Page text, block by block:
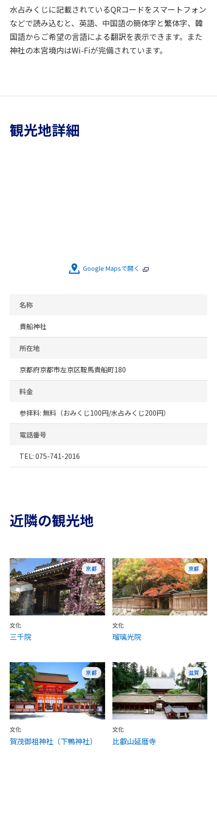
水占みくじに記載されているQRコードをスマートフォン
などで読み込むと、英語、中国語の簡体字と繁体字、韓
国語からご希望の言語による翻訳を表示できます。また
神社の本宮境内はWi-Fiが完備されています。
観光地詳細
Google Mapsで開く
名称
貴船神社
所在地
京都府京都市左京区鞍馬貴船町180
料金
参拝料: 無料（おみくじ100円/水占みくじ200円）
電話番号
TEL: 075-741-2016
近隣の観光地
京都
文化
三千院
京都
文化
瑠璃光院
京都
文化
賀茂御祖神社（下鴨神社）
滋賀
文化
比叡山延暦寺